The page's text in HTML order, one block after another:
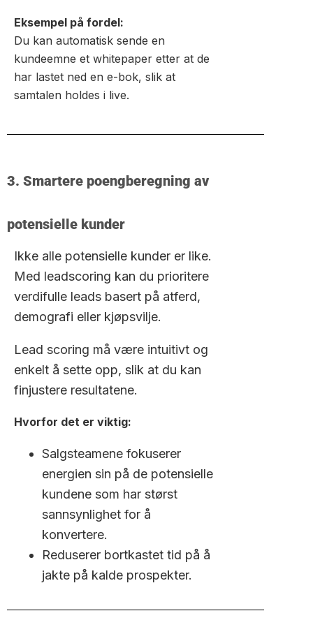
Eksempel på fordel:
Du kan automatisk sende en
kundeemne et whitepaper etter at de
har lastet ned en e-bok, slik at
samtalen holdes i live.
3. Smartere poengberegning av
potensielle kunder
Ikke alle potensielle kunder er like.
Med leadscoring kan du prioritere
verdifulle leads basert på atferd,
demografi eller kjøpsvilje.
Lead scoring må være intuitivt og
enkelt å sette opp, slik at du kan
finjustere resultatene.
Hvorfor det er viktig:
Salgsteamene fokuserer
energien sin på de potensielle
kundene som har størst
sannsynlighet for å
konvertere.
Reduserer bortkastet tid på å
jakte på kalde prospekter.